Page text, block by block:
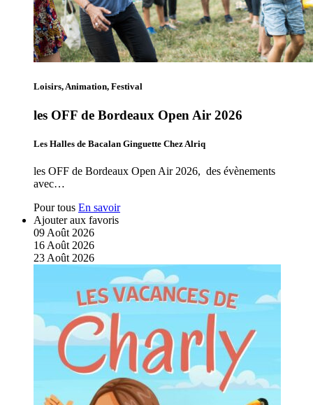
Loisirs, Animation, Festival
les OFF de Bordeaux Open Air 2026
Les Halles de Bacalan Ginguette Chez Alriq
les OFF de Bordeaux Open Air 2026, des évènements
avec…
Pour tous En savoir
Ajouter aux favoris
09 Août 2026
16 Août 2026
23 Août 2026